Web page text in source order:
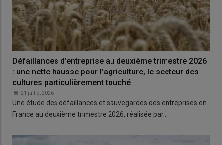
Défaillances d’entreprise au deuxième trimestre 2026
: une nette hausse pour l’agriculture, le secteur des
cultures particulièrement touché
21 juillet 2026
Une étude des défaillances et sauvegardes des entreprises en
France au deuxième trimestre 2026, réalisée par…